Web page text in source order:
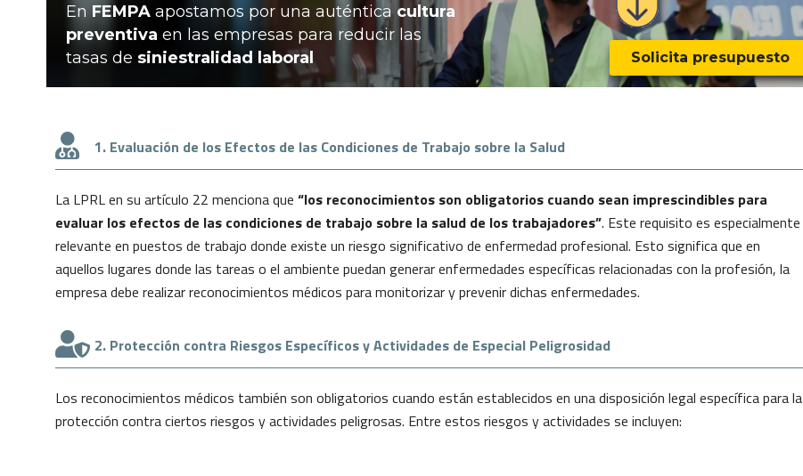
En FEMPA apostamos por una auténtica cultura
preventiva en las empresas para reducir las
tasas de siniestralidad laboral Solicita presupuesto
1. Evaluación de los Efectos de las Condiciones de Trabajo sobre la Salud
La LPRL en su artículo 22 menciona que “los reconocimientos son obligatorios cuando sean imprescindibles para
evaluar los efectos de las condiciones de trabajo sobre la salud de los trabajadores”. Este requisito es especialmente
relevante en puestos de trabajo donde existe un riesgo significativo de enfermedad profesional. Esto significa que en
aquellos lugares donde las tareas o el ambiente puedan generar enfermedades específicas relacionadas con la profesión, la
empresa debe realizar reconocimientos médicos para monitorizar y prevenir dichas enfermedades.
2. Protección contra Riesgos Específicos y Actividades de Especial Peligrosidad
Los reconocimientos médicos también son obligatorios cuando están establecidos en una disposición legal específica para la
protección contra ciertos riesgos y actividades peligrosas. Entre estos riesgos y actividades se incluyen: